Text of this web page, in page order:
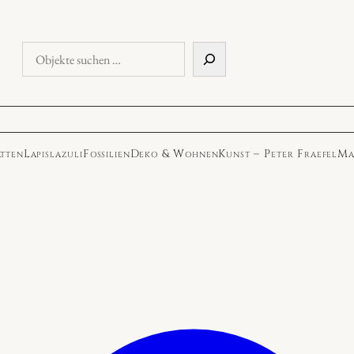
Objekte
suchen
LapislazuliFossilienDeko & WohnenKunst – Peter Fraefel